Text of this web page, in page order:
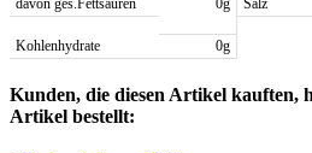
davon ges.Fettsäuren
0g Salz
Kohlenhydrate 0g
Kunden, die diesen Artikel kauften,
Artikel bestellt: